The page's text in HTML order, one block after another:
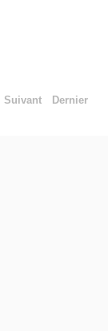
Suivant Dernier